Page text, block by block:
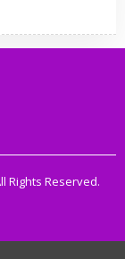
Rights Reserved.